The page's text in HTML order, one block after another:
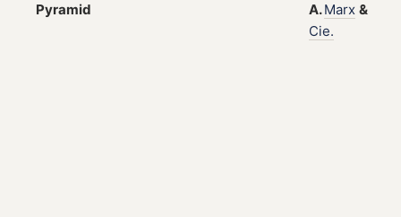
Pyramid A.Marx &
Cie.